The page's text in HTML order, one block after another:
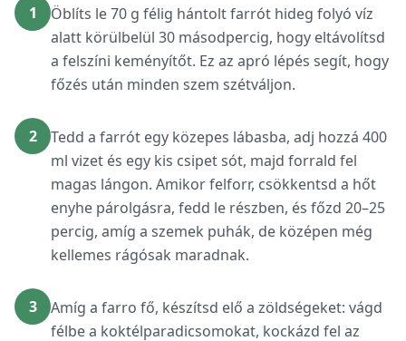
1
Öblíts le 70 g félig hántolt farrót hideg folyó víz
alatt körülbelül 30 másodpercig, hogy eltávolítsd
a felszíni keményítőt. Ez az apró lépés segít, hogy
főzés után minden szem szétváljon.
2
Tedd a farrót egy közepes lábasba, adj hozzá 400
ml vizet és egy kis csipet sót, majd forrald fel
magas lángon. Amikor felforr, csökkentsd a hőt
enyhe párolgásra, fedd le részben, és főzd 20–25
percig, amíg a szemek puhák, de középen még
kellemes rágósak maradnak.
3
Amíg a farro fő, készítsd elő a zöldségeket: vágd
félbe a koktélparadicsomokat, kockázd fel az